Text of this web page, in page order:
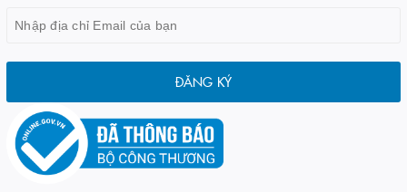
ĐĂNG KÝ